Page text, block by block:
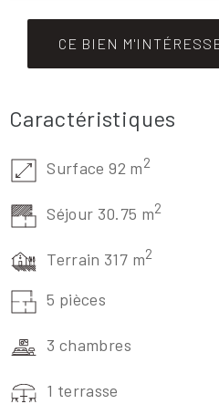
CE BIEN
Caractéristiques
Surface 92 m2
Séjour 30.75 m2
Terrain 317 m2
5 pièces
3 chambres
1 terrasse